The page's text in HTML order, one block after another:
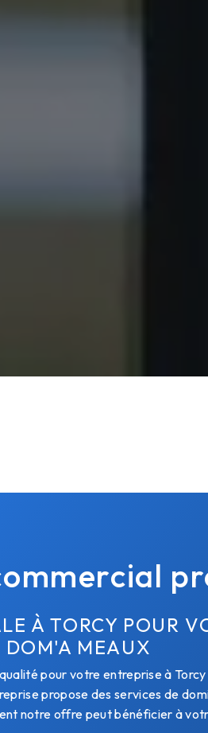
À TORCY POUR
DOM'A MEAUX
pour votre entreprise à
propose des services de
notre offre peut bénéficier à